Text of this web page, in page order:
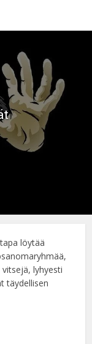
löytää
lyhyesti
täydellisen